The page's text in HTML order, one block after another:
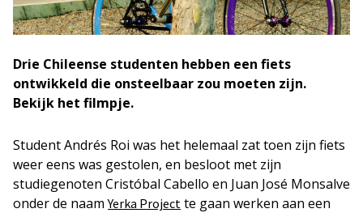
Drie Chileense studenten hebben een fiets
ontwikkeld die onsteelbaar zou moeten zijn.
Bekijk het filmpje.
Student Andrés Roi was het helemaal zat toen zijn fiets
weer eens was gestolen, en besloot met zijn
studiegenoten Cristóbal Cabello en Juan José Monsalve
onder de naamYerka Project te gaan werken aan een